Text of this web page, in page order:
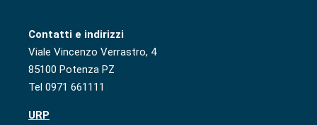
Contatti e indirizzi
Viale Vincenzo Verrastro, 4
85100 Potenza PZ
Tel 0971 661111
URP